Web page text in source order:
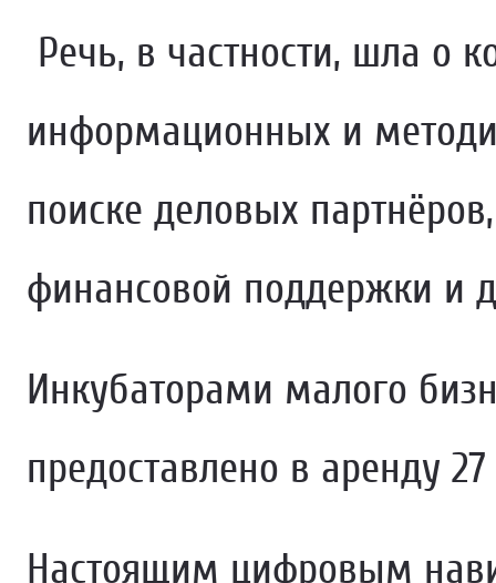
Речь, в частности, шла о
информационных и
поиске деловых
финансовой поддержки и
Инкубаторами малого
предоставлено в аренду
Настоящим цифровым